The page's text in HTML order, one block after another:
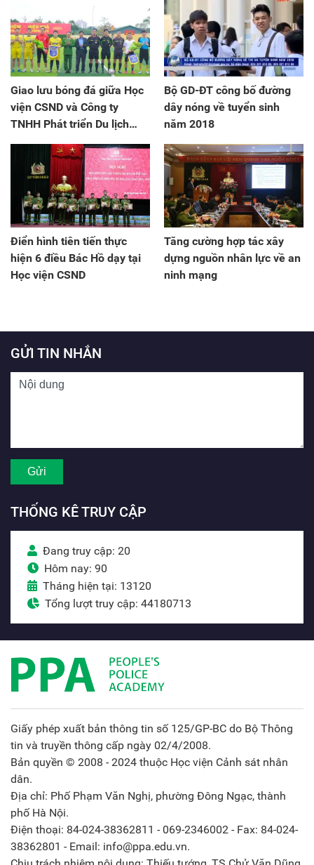
Giao lưu bóng đá giữa Học
viện CSND và Công ty
TNHH Phát triển Du lịch
Bộ GD-ĐT công bố đường
dây nóng về tuyển sinh
năm 2018
Điển hình tiên tiến thực
hiện 6 điều Bác Hồ dạy tại
Học viện CSND
Tăng cường hợp tác xây
dựng nguồn nhân lực về an
ninh mạng
GỬI TIN NHẮN
THỐNG KÊ TRUY CẬP
Đang truy cập: 20
Hôm nay: 90
Tháng hiện tại: 13120
Tổng lượt truy cập: 44180713
Giấy phép xuất bản thông tin số 125/GP-BC do Bộ Thông
tin và truyền thông cấp ngày 02/4/2008.
Bản quyền © 2008 - 2024 thuộc Học viện Cảnh sát nhân
dân.
Địa chỉ: Phố Phạm Văn Nghị, phường Đông Ngạc, thành
phố Hà Nội.
Điện thoại: 84-024-38362811 - 069-2346002 - Fax: 84-024-
38362801 - Email: info@ppa.edu.vn.